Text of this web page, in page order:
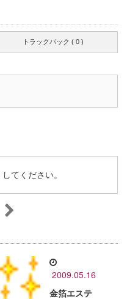
トラックバック ( 0 )
してください。
2009.05.16
金箔エステ